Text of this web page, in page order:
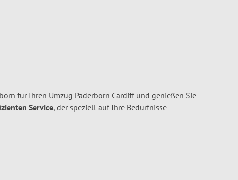
für Ihren Umzug Paderborn Cardiff und genießen Sie
Service, der speziell auf Ihre Bedürfnisse